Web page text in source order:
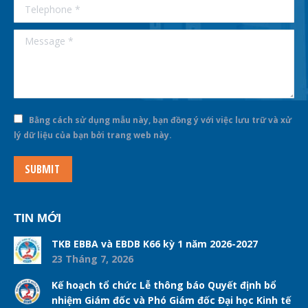
Telephone *
Message *
Bằng cách sử dụng mẫu này, bạn đồng ý với việc lưu trữ và xử
lý dữ liệu của bạn bởi trang web này.
SUBMIT
TIN MỚI
TKB EBBA và EBDB K66 kỳ 1 năm 2026-2027
23 Tháng 7, 2026
Kế hoạch tổ chức Lễ thông báo Quyết định bổ
nhiệm Giám đốc và Phó Giám đốc Đại học Kinh tế